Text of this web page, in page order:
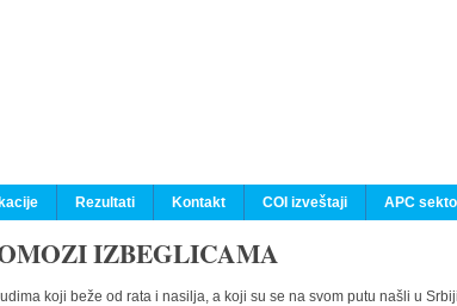
APC
COI izveštaji
Kontakt
Rezultati
IZBEGLICAMA
koji beže od rata i nasilja, a koji su se na svom putu našli u